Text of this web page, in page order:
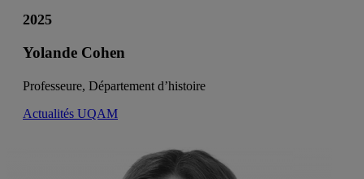
2025
Yolande Cohen
Professeure, Département d’histoire
Actualités UQAM